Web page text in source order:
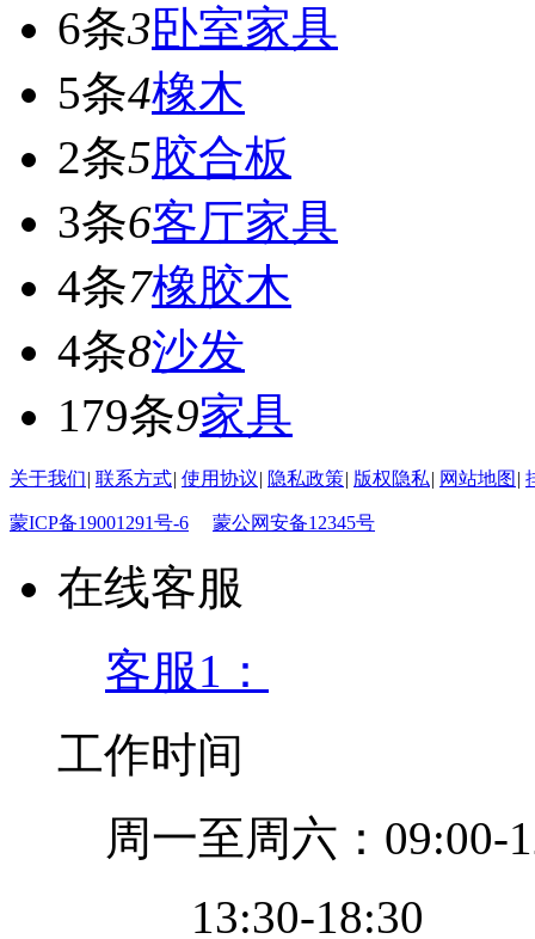
6条3卧室家具
5条4橡木
2条5胶合板
3条6客厅家具
4条7橡胶木
4条8沙发
179条9家具
关于我们| 联系方式| 使用协议| 隐私政策| 版权隐私| 网站地图 |
蒙ICP备19001291号-6 蒙公网安备12345号
在线客服
客服1：
工作时间
周一至周六：09:00-
13:30-18:30